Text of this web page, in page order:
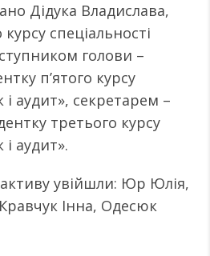
Дідука Владислава,
спеціальності
голови –
п’ятого курсу
і аудит», секретарем –
третього курсу
і аудит».
увійшли: Юр Юлія,
Інна, Одесюк